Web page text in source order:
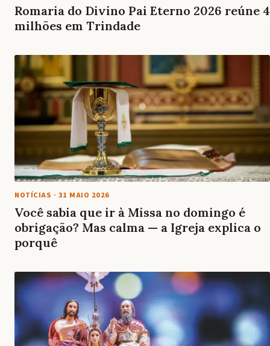
Romaria do Divino Pai Eterno 2026 reúne 4
milhões em Trindade
NOTÍCIAS · 31 MAIO 2026
Você sabia que ir à Missa no domingo é
obrigação? Mas calma — a Igreja explica o
porquê